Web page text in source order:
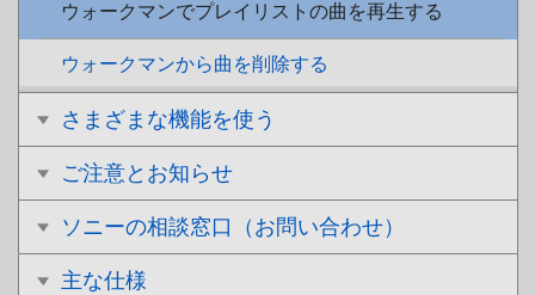
ウォークマンでプレイリストの曲を再生する
ウォークマンから曲を削除する
さまざまな機能を使う
ご注意とお知らせ
ソニーの相談窓口（お問い合わせ）
主な仕様